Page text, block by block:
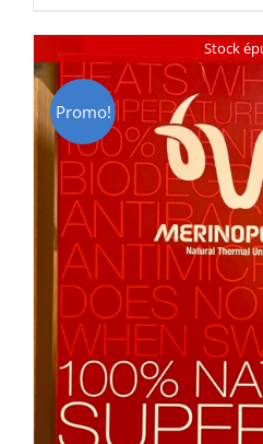
CHF 85.00.CHF
Stock
Promo!